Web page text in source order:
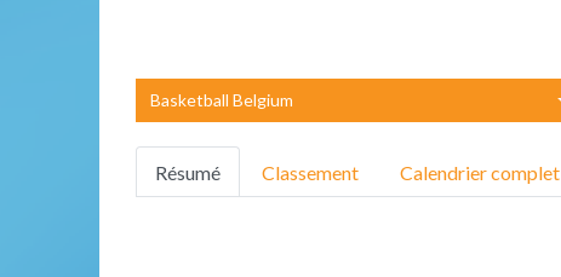
Basketball Belgium
Résumé Classement Calendrier complet